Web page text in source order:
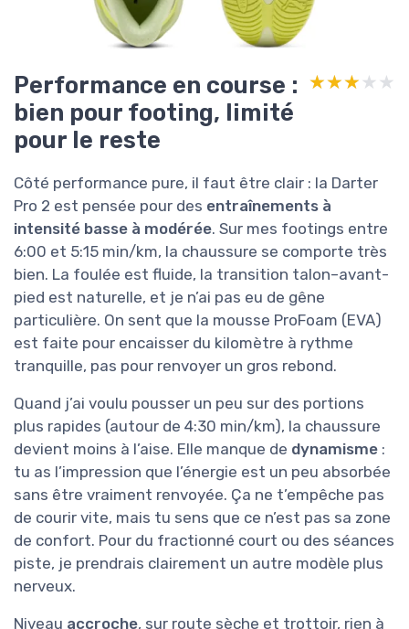
Performance en course :
bien pour footing, limité
pour le reste
★★★★★
★★★★★
Côté performance pure, il faut être clair : la Darter
Pro 2 est pensée pour des entraînements à
intensité basse à modérée. Sur mes footings entre
6:00 et 5:15 min/km, la chaussure se comporte très
bien. La foulée est fluide, la transition talon–avant-
pied est naturelle, et je n’ai pas eu de gêne
particulière. On sent que la mousse ProFoam (EVA)
est faite pour encaisser du kilomètre à rythme
tranquille, pas pour renvoyer un gros rebond.
Quand j’ai voulu pousser un peu sur des portions
plus rapides (autour de 4:30 min/km), la chaussure
devient moins à l’aise. Elle manque de dynamisme :
tu as l’impression que l’énergie est un peu absorbée
sans être vraiment renvoyée. Ça ne t’empêche pas
de courir vite, mais tu sens que ce n’est pas sa zone
de confort. Pour du fractionné court ou des séances
piste, je prendrais clairement un autre modèle plus
nerveux.
Niveau accroche, sur route sèche et trottoir, rien à